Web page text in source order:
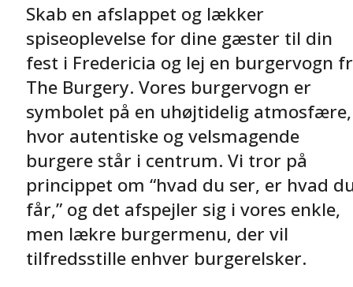
Skab en afslappet og lækker
spiseoplevelse for dine gæster til din
fest i Fredericia og lej en burgervogn
The Burgery. Vores burgervogn er
symbolet på en uhøjtidelig atmosfære,
hvor autentiske og velsmagende
burgere står i centrum. Vi tror på
princippet om “hvad du ser, er hvad
får,” og det afspejler sig i vores enkle,
men lækre burgermenu, der vil
tilfredsstille enhver burgerelsker.